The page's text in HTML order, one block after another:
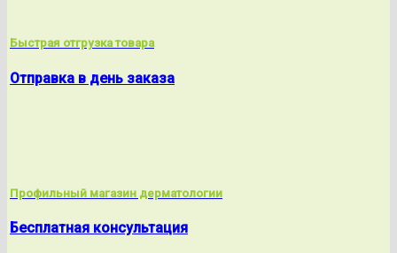
Быстрая отгрузка товара
Отправка в день заказа
Профильный магазин дерматологии
Бесплатная консультация